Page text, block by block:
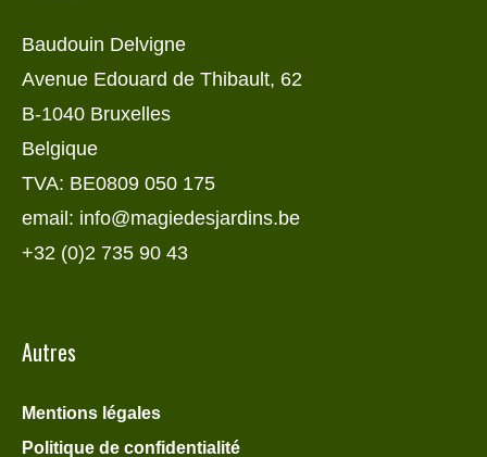
Baudouin Delvigne
Avenue Edouard de Thibault, 62
B-1040 Bruxelles
Belgique
TVA: BE0809 050 175
email: info@magiedesjardins.be
+32 (0)2 735 90 43
Autres
Mentions légales
Politique de confidentialité